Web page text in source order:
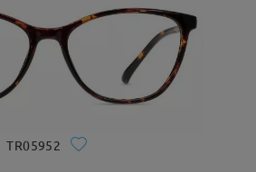
TR05952